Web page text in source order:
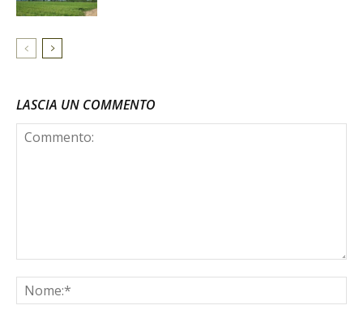
LASCIA UN COMMENTO